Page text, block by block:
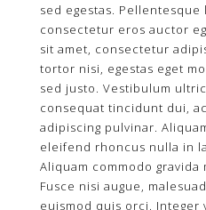
sed egestas.
consectetur eros auctor
sit amet, consectetur
tortor nisi, egestas eget
sed justo. Vestibulum
consequat tincidunt dui,
adipiscing pulvinar.
eleifend rhoncus nulla in
Aliquam commodo gravida
Fusce nisi augue,
euismod quis orci. Integer